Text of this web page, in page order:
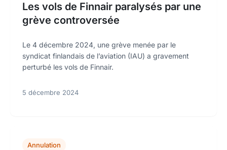
Les vols de Finnair paralysés par une
grève controversée
Le 4 décembre 2024, une grève menée par le
syndicat finlandais de l’aviation (IAU) a gravement
perturbé les vols de Finnair.
5 décembre 2024
Annulation